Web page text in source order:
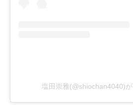
塩田崇雅(@shiochan4040)